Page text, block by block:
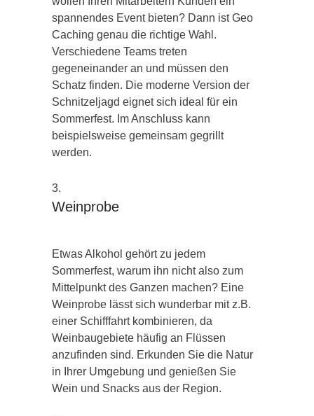
spannendes Event bieten? Dann ist Geo
Caching genau die richtige Wahl.
Verschiedene Teams treten
gegeneinander an und müssen den
Schatz finden. Die moderne Version der
Schnitzeljagd eignet sich ideal für ein
Sommerfest. Im Anschluss kann
beispielsweise gemeinsam gegrillt
werden.
Weinprobe
Etwas Alkohol gehört zu jedem
Sommerfest, warum ihn nicht also zum
Mittelpunkt des Ganzen machen? Eine
Weinprobe lässt sich wunderbar mit z.B.
einer Schifffahrt kombinieren, da
Weinbaugebiete häufig an Flüssen
anzufinden sind. Erkunden Sie die Natur
in Ihrer Umgebung und genießen Sie
Wein und Snacks aus der Region.